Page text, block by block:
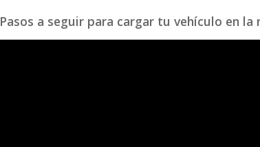
Pasos a seguir para cargar tu vehículo en la